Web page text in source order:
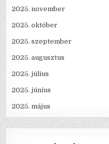
2025. november
2025. október
2025. szeptember
2025. augusztus
2025. július
2025. június
2025. május